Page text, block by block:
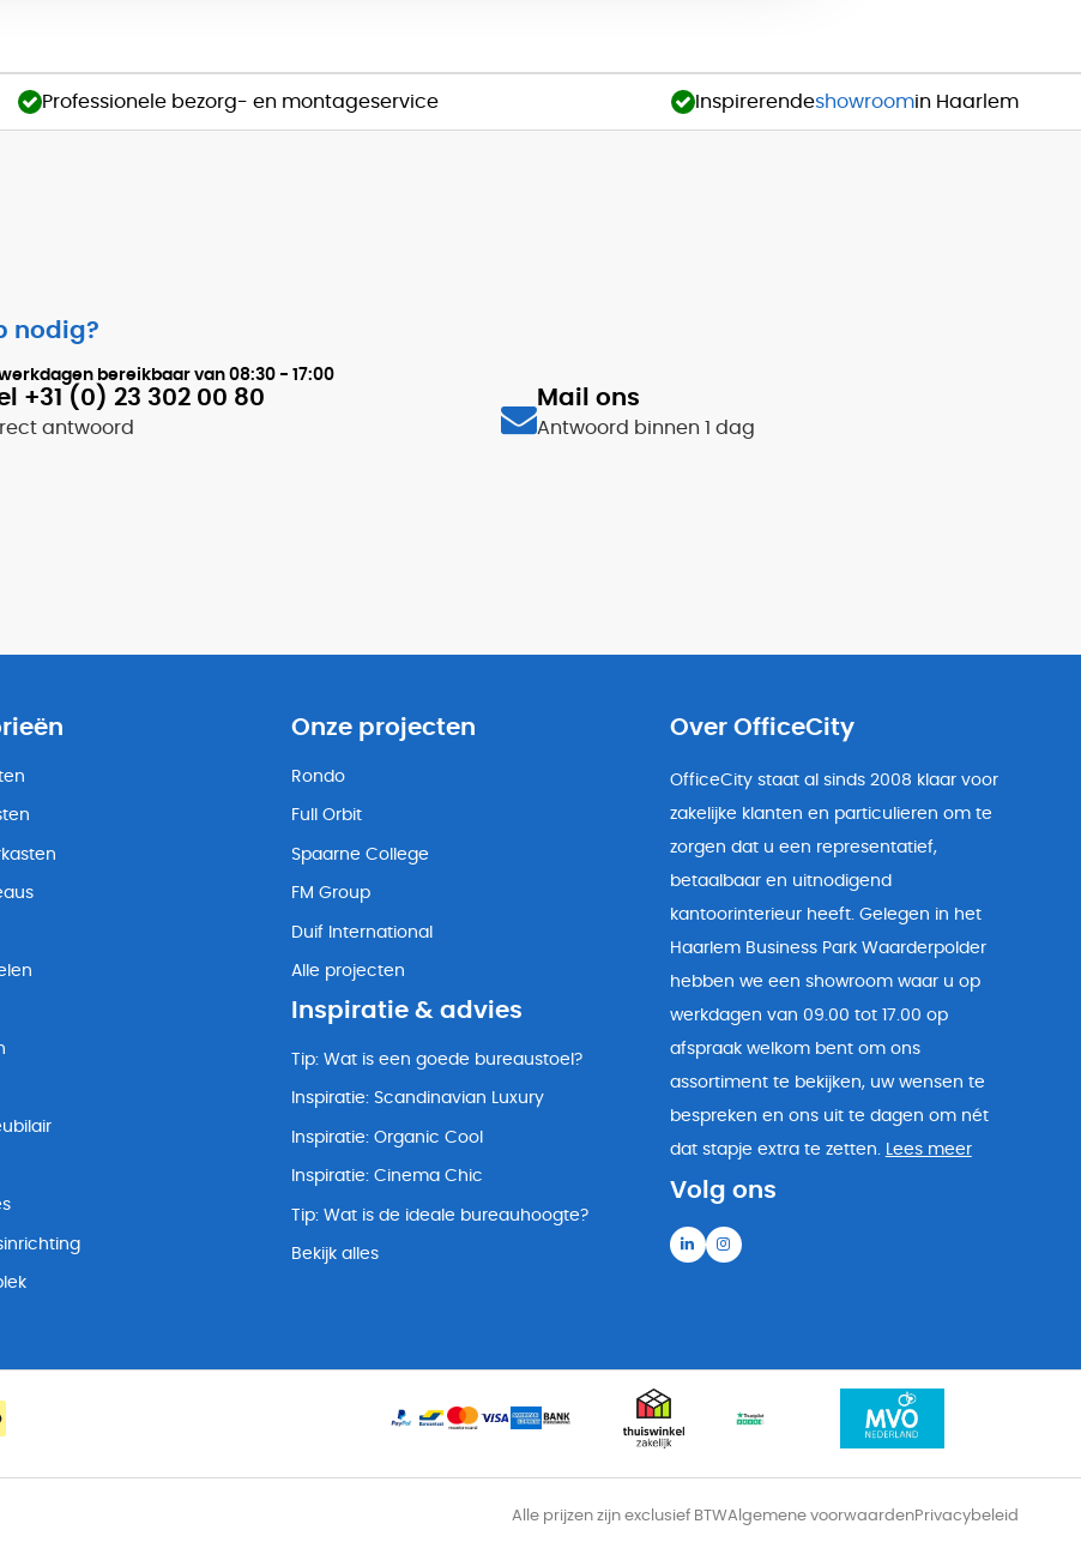
Professionele bezorg- en montageservice Inspirerendeshowroomin Haarlem
nodig?
bereikbaar van 08:30 - 17:00
+31 (0) 23 302 00 80
antwoord
Mail ons
Antwoord binnen 1 dag
Onze projecten
Rondo
Full Orbit
Spaarne College
FM Group
Duif International
Alle projecten
Inspiratie & advies
Tip: Wat is een goede bureaustoel?
Inspiratie: Scandinavian Luxury
Inspiratie: Organic Cool
Inspiratie: Cinema Chic
Tip: Wat is de ideale bureauhoogte?
Bekijk alles
Over OfficeCity
OfficeCity staat al sinds 2008 klaar voor
zakelijke klanten en particulieren om te
zorgen dat u een representatief,
betaalbaar en uitnodigend
kantoorinterieur heeft. Gelegen in het
Haarlem Business Park Waarderpolder
hebben we een showroom waar u op
werkdagen van 09.00 tot 17.00 op
afspraak welkom bent om ons
assortiment te bekijken, uw wensen te
bespreken en ons uit te dagen om nét
dat stapje extra te zetten.
Lees meer
Volg ons
Alle prijzen zijn exclusief BTWAlgemene voorwaardenPrivacybeleid